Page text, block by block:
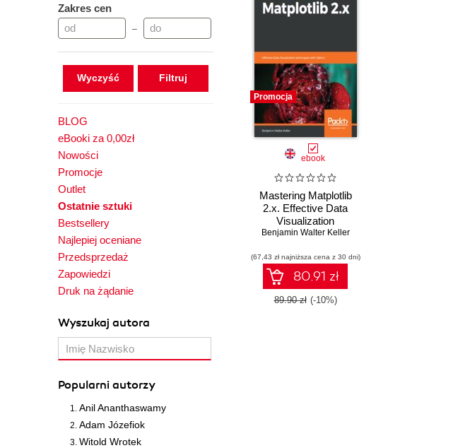
Zakres cen
–
Wyczyść
BLOG
eBooki za 0,00zł
Nowości
Promocje
Outlet
Ostatnie sztuki
Bestsellery
Najlepiej oceniane
Przedsprzedaż
Zapowiedzi
Druk na żądanie
Wyszukaj autora
Popularni autorzy
Anil Ananthaswamy
Adam Józefiok
Witold Wrotek
Promocja
ebook
Mastering Matplotlib
2.x. Effective Data
Visualization
techniques with Python
Benjamin Walter Keller
(67,43 zł najniższa cena z 30 dni)
80.91 zł
89.90 zł (-10%)